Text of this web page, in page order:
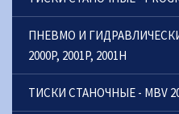
ПНЕВМО И
2000P, 2001P, 2001H
ТИСКИ СТАНОЧНЫЕ - MBV